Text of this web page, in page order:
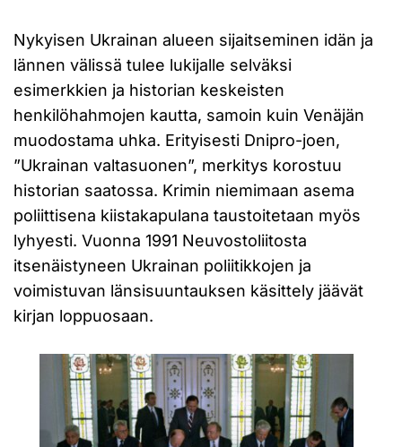
Nykyisen Ukrainan alueen sijaitseminen idän ja
lännen välissä tulee lukijalle selväksi
esimerkkien ja historian keskeisten
henkilöhahmojen kautta, samoin kuin Venäjän
muodostama uhka. Erityisesti Dnipro-joen,
”Ukrainan valtasuonen”, merkitys korostuu
historian saatossa. Krimin niemimaan asema
poliittisena kiistakapulana taustoitetaan myös
lyhyesti. Vuonna 1991 Neuvostoliitosta
itsenäistyneen Ukrainan poliitikkojen ja
voimistuvan länsisuuntauksen käsittely jäävät
kirjan loppuosaan.